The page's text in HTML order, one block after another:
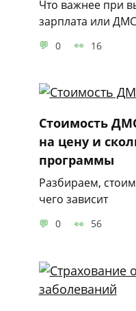
Что важнее при
зарплата или
0 16
Стоимость
на цену и
программы
Разбираем,
чего зависит
0 56